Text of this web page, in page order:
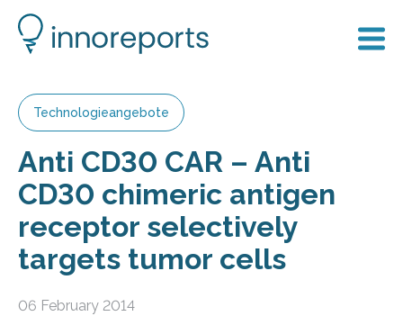
Technologieangebote
Anti CD30 CAR – Anti
CD30 chimeric antigen
receptor selectively
targets tumor cells
06 February 2014